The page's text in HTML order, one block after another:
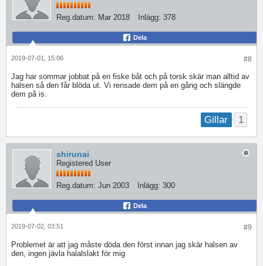
Reg.datum: Mar 2018 Inlägg: 378
Dela
#8
2019-07-01, 15:06
Jag har sommar jobbat på en fiske båt och på torsk skär man alltid av
halsen så den får blöda ut. Vi rensade dem på en gång och slängde
dem på is.
Gillar 1
shirunai
Registered User
Reg.datum: Jun 2003 Inlägg: 300
Dela
#9
2019-07-02, 03:51
Problemet är att jag måste döda den först innan jag skär halsen av
den, ingen jävla halalslakt för mig